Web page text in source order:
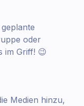
oder
im Griff! 😉
Medien hinzu,